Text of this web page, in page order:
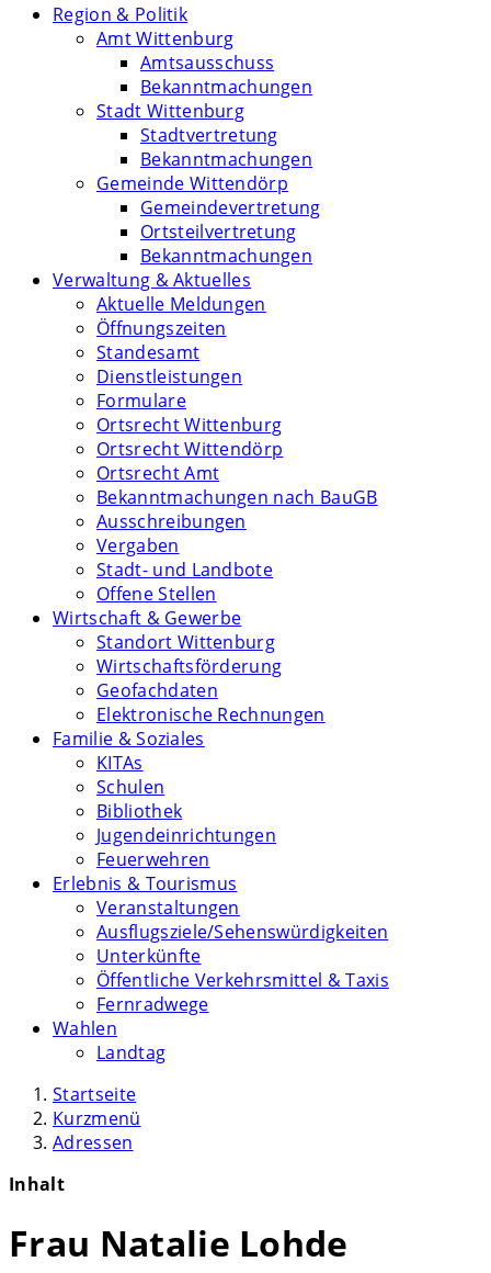
Region & Politik
Amt Wittenburg
Amtsausschuss
Bekanntmachungen
Stadt Wittenburg
Stadtvertretung
Bekanntmachungen
Gemeinde Wittendörp
Gemeindevertretung
Ortsteilvertretung
Bekanntmachungen
Verwaltung & Aktuelles
Aktuelle Meldungen
Öffnungszeiten
Standesamt
Dienstleistungen
Formulare
Ortsrecht Wittenburg
Ortsrecht Wittendörp
Ortsrecht Amt
Bekanntmachungen nach BauGB
Ausschreibungen
Vergaben
Stadt- und Landbote
Offene Stellen
Wirtschaft & Gewerbe
Standort Wittenburg
Wirtschaftsförderung
Geofachdaten
Elektronische Rechnungen
Familie & Soziales
KITAs
Schulen
Bibliothek
Jugendeinrichtungen
Feuerwehren
Erlebnis & Tourismus
Veranstaltungen
Ausflugsziele/Sehenswürdigkeiten
Unterkünfte
Öffentliche Verkehrsmittel & Taxis
Fernradwege
Wahlen
Landtag
Startseite
Kurzmenü
Adressen
Inhalt
Frau Natalie Lohde